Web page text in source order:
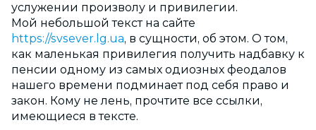
услужении произволу и привилегии.
Мой небольшой текст на сайте
https://svsever.lg.ua, в сущности, об этом. О том,
как маленькая привилегия получить надбавку к
пенсии одному из самых одиозных феодалов
нашего времени подминает под себя право и
закон. Кому не лень, прочтите все ссылки,
имеющиеся в тексте.